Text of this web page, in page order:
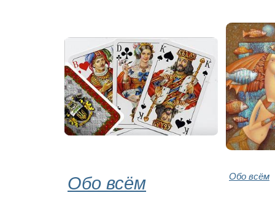
Обо всём Обо всём